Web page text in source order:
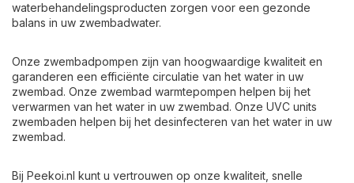
waterbehandelingsproducten zorgen voor een gezonde
balans in uw zwembadwater.
Onze zwembadpompen zijn van hoogwaardige kwaliteit en
garanderen een efficiënte circulatie van het water in uw
zwembad. Onze zwembad warmtepompen helpen bij het
verwarmen van het water in uw zwembad. Onze UVC units
zwembaden helpen bij het desinfecteren van het water in uw
zwembad.
Bij Peekoi.nl kunt u vertrouwen op onze kwaliteit, snelle